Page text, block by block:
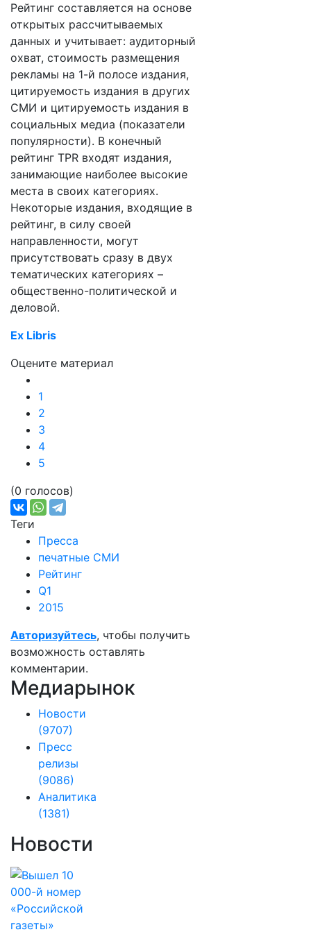
Рейтинг составляется на основе
открытых рассчитываемых
данных и учитывает: аудиторный
охват, стоимость размещения
рекламы на 1-й полосе издания,
цитируемость издания в других
СМИ и цитируемость издания в
социальных медиа (показатели
популярности). В конечный
рейтинг TPR входят издания,
занимающие наиболее высокие
места в своих категориях.
Некоторые издания, входящие в
рейтинг, в силу своей
направленности, могут
присутствовать сразу в двух
тематических категориях –
общественно-политической и
деловой.
Ex Libris
Оцените материал
1
2
3
4
5
(0 голосов)
Теги
Пресса
печатные СМИ
Рейтинг
Q1
2015
Авторизуйтесь, чтобы получить
возможность оставлять
комментарии.
Медиарынок
Новости
(9707)
Пресс
релизы
(9086)
Аналитика
(1381)
Новости